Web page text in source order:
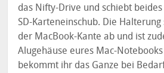
das Nifty-Drive und schiebt
SD-Karteneinschub. Die
der MacBook-Kante ab und ist
Alugehäuse eures Mac-
bekommt ihr das Ganze bei